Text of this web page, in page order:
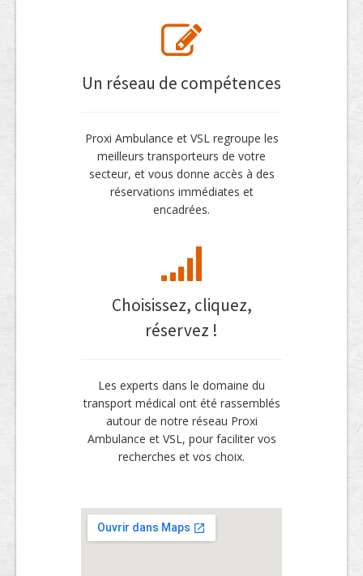
Un réseau de compétences
Proxi Ambulance et VSL regroupe les
meilleurs transporteurs de votre
secteur, et vous donne accès à des
réservations immédiates et
encadrées.
Choisissez, cliquez,
réservez !
Les experts dans le domaine du
transport médical ont été rassemblés
autour de notre réseau Proxi
Ambulance et VSL, pour faciliter vos
recherches et vos choix.